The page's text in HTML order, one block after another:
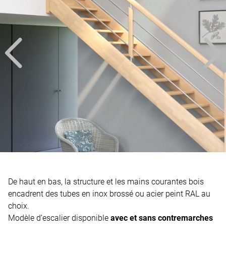
De haut en bas, la structure et les mains courantes bois
encadrent des tubes en inox brossé ou acier peint RAL au
choix.
Modèle d’escalier disponible avec et sans contremarches